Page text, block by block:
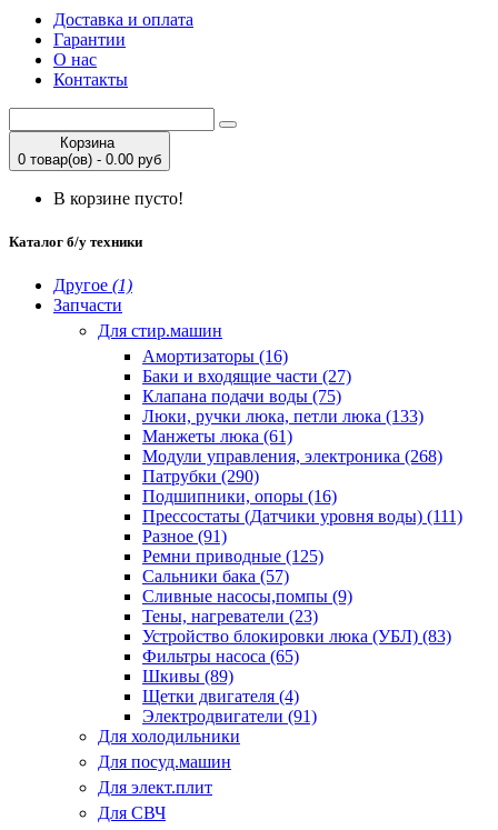
Доставка и оплата
Гарантии
О нас
Контакты
Корзина
0 товар(ов) - 0.00 руб
В корзине пусто!
Каталог б/у техники
Другое (1)
Запчасти
Для стир.машин
Амортизаторы (16)
Баки и входящие части (27)
Клапана подачи воды (75)
Люки, ручки люка, петли люка (133)
Манжеты люка (61)
Модули управления, электроника (268)
Патрубки (290)
Подшипники, опоры (16)
Прессостаты (Датчики уровня воды) (111)
Разное (91)
Ремни приводные (125)
Сальники бака (57)
Сливные насосы,помпы (9)
Тены, нагреватели (23)
Устройство блокировки люка (УБЛ) (83)
Фильтры насоса (65)
Шкивы (89)
Щетки двигателя (4)
Электродвигатели (91)
Для холодильники
Для посуд.машин
Для элект.плит
Для СВЧ